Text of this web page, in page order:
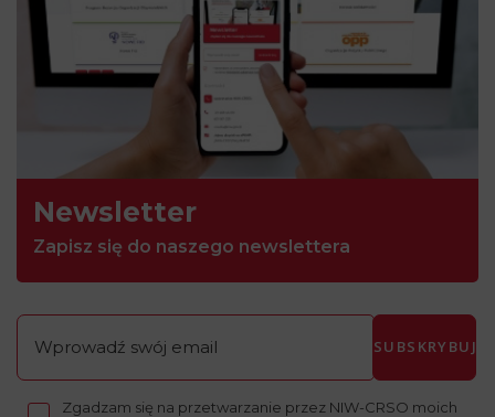
Newsletter
Zapisz się do naszego newslettera
SUBSKRYBUJ
Zgadzam się na przetwarzanie przez NIW-CRSO moich